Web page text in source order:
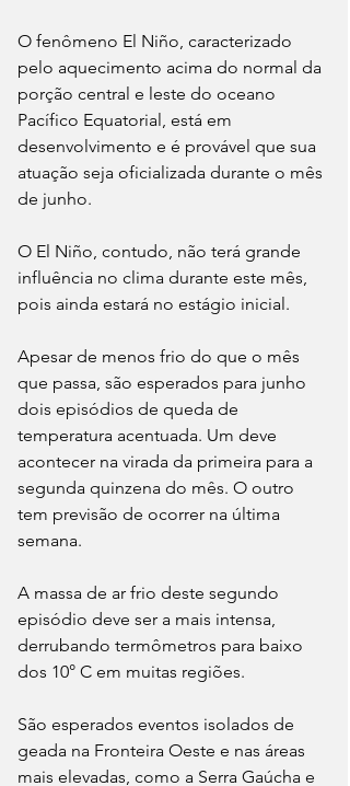
O fenômeno El Niño, caracterizado
pelo aquecimento acima do normal da
porção central e leste do oceano
Pacífico Equatorial, está em
desenvolvimento e é provável que sua
atuação seja oficializada durante o mês
de junho.
O El Niño, contudo, não terá grande
influência no clima durante este mês,
pois ainda estará no estágio inicial.
Apesar de menos frio do que o mês
que passa, são esperados para junho
dois episódios de queda de
temperatura acentuada. Um deve
acontecer na virada da primeira para a
segunda quinzena do mês. O outro
tem previsão de ocorrer na última
semana.
A massa de ar frio deste segundo
episódio deve ser a mais intensa,
derrubando termômetros para baixo
dos 10° C em muitas regiões.
São esperados eventos isolados de
geada na Fronteira Oeste e nas áreas
mais elevadas, como a Serra Gaúcha e